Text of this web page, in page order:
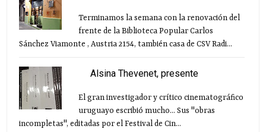
Terminamos la semana con la renovación del
frente de la Biblioteca Popular Carlos
Sánchez Viamonte , Austria 2154, también casa de CSV Radi...
Alsina Thevenet, presente
El gran investigador y crítico cinematográfico
uruguayo escribió mucho... Sus "obras
incompletas", editadas por el Festival de Cin...